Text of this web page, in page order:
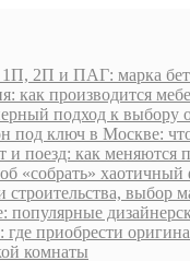
2П и ПАГ: марка
как производится
подход к выбору
под ключ в Москве:
и поезд: как меняются
«собрать» хаотичный
строительства, выбор
популярные
приобрести
комнаты